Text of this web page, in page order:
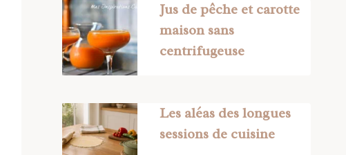
Jus de pêche et carotte
maison sans
centrifugeuse
Les aléas des longues
sessions de cuisine